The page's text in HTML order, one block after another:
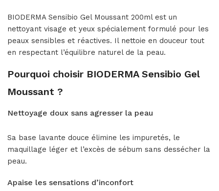
BIODERMA Sensibio Gel Moussant 200ml est un
nettoyant visage et yeux spécialement formulé pour les
peaux sensibles et réactives. Il nettoie en douceur tout
en respectant l’équilibre naturel de la peau.
Pourquoi choisir BIODERMA Sensibio Gel
Moussant ?
Nettoyage doux sans agresser la peau
Sa base lavante douce élimine les impuretés, le
maquillage léger et l’excès de sébum sans dessécher la
peau.
Apaise les sensations d’inconfort